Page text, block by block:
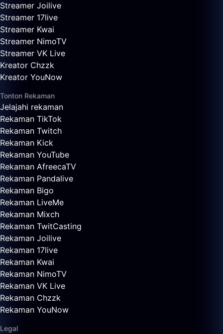
Streamer Joilive
Streamer 17live
Streamer Kwai
Streamer NimoTV
Streamer VK Live
Kreator Chzzk
Kreator YouNow
Tonton Rekaman
Jelajahi rekaman
Rekaman TikTok
Rekaman Twitch
Rekaman Kick
Rekaman YouTube
Rekaman AfreecaTV
Rekaman Pandalive
Rekaman Bigo
Rekaman LiveMe
Rekaman Mixch
Rekaman TwitCasting
Rekaman Joilive
Rekaman 17live
Rekaman Kwai
Rekaman NimoTV
Rekaman VK Live
Rekaman Chzzk
Rekaman YouNow
Legal